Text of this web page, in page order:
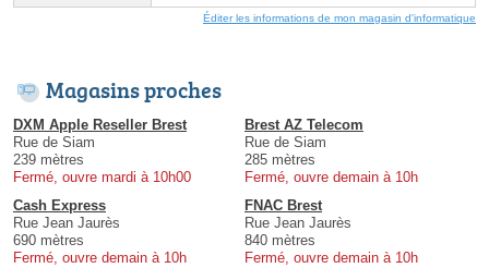
Éditer les informations de mon magasin d'informatique
Magasins proches
DXM Apple Reseller Brest
Rue de Siam
239 mètres
Fermé, ouvre mardi à 10h00
Brest AZ Telecom
Rue de Siam
285 mètres
Fermé, ouvre demain à 10h
Cash Express
Rue Jean Jaurès
690 mètres
Fermé, ouvre demain à 10h
FNAC Brest
Rue Jean Jaurès
840 mètres
Fermé, ouvre demain à 10h